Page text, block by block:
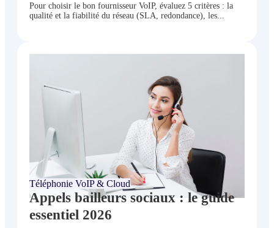
Pour choisir le bon fournisseur VoIP, évaluez 5 critères : la
qualité et la fiabilité du réseau (SLA, redondance), les...
Téléphonie VoIP & Cloud
Appels bailleurs sociaux : le guide
essentiel 2026